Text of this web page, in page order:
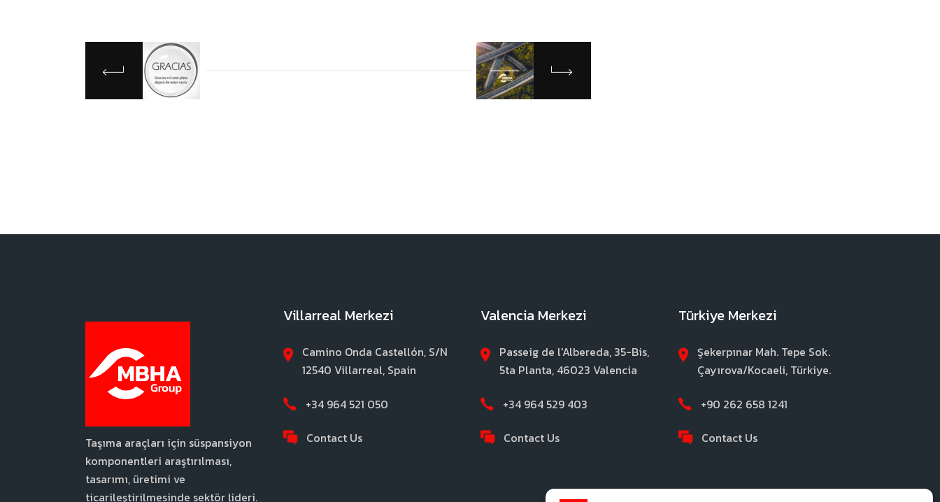
Taşıma araçları için süspansiyon
komponentleri araştırılması,
tasarımı, üretimi ve
ticarileştirilmesinde sektör lideri.
Villarreal Merkezi
Camino Onda Castellón, S/N
12540 Villarreal, Spain
+34 964 521 050
Contact Us
Valencia Merkezi
Passeig de l'Albereda, 35-Bis,
5ta Planta, 46023 Valencia
+34 964 529 403
Contact Us
Türkiye Merkezi
Şekerpınar Mah. Tepe Sok.
Çayırova/Kocaeli, Türkiye.
+90 262 658 1241
Contact Us